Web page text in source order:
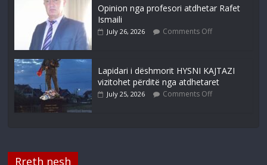
Opinion nga profesori atdhetar Rafet
Ismaili
July 26, 2026 Comments Off
Lapidari i dëshmorit HYSNI KAJTAZI
vizitohet përditë nga atdhetaret
July 25, 2026 Comments Off
Rreth nesh